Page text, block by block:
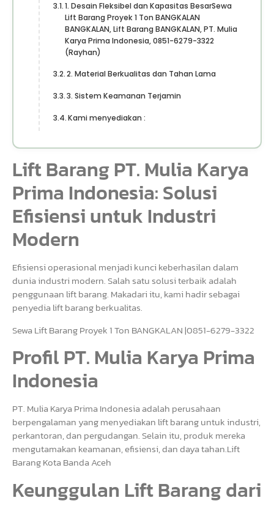
1. Desain Fleksibel dan Kapasitas BesarSewa
Lift Barang Proyek 1 Ton BANGKALAN
BANGKALAN, Lift Barang BANGKALAN, PT. Mulia
Karya Prima Indonesia, 0851-6279-3322
(Rayhan)
2. Material Berkualitas dan Tahan Lama
3. Sistem Keamanan Terjamin
Kami menyediakan :
Lift Barang PT. Mulia Karya
Prima Indonesia: Solusi
Efisiensi untuk Industri
Modern
Efisiensi operasional menjadi kunci keberhasilan dalam
dunia industri modern. Salah satu solusi terbaik adalah
penggunaan lift barang. Makadari itu, kami hadir sebagai
penyedia lift barang berkualitas.
Sewa Lift Barang Proyek 1 Ton BANGKALAN |0851-6279-3322
Profil PT. Mulia Karya Prima
Indonesia
PT. Mulia Karya Prima Indonesia adalah perusahaan
berpengalaman yang menyediakan lift barang untuk industri,
perkantoran, dan pergudangan. Selain itu, produk mereka
mengutamakan keamanan, efisiensi, dan daya tahan.Lift
Barang Kota Banda Aceh
Keunggulan Lift Barang dari